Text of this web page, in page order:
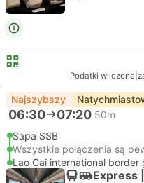
Podatki wliczone
Najszybszy
06:30 07:20 50m
Sapa SSB
Wszystkie połączenia są
Lao Cai international border
Express